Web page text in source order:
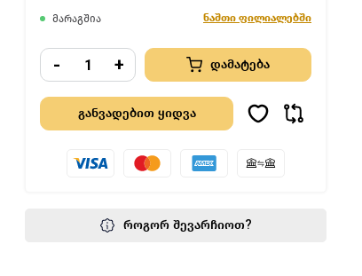
მარაგშია ნაშთი ფილიალებში
- + დამატება
როგორ შევარჩიოთ?